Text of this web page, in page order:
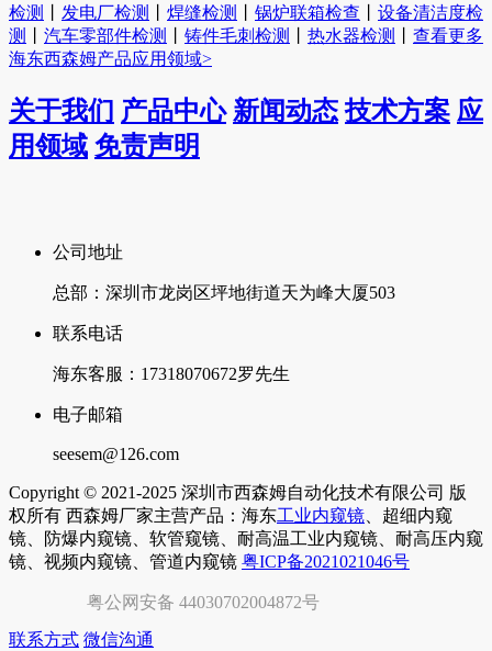
检测
发电厂检测 焊缝检测 锅炉联箱检查
设备清洁度检
测
汽车零部件检测 铸件毛刺检测 热水器检测
查看更多
海东西森姆产品应用领域>
关于我们 产品中心 新闻动态 技术方案 应
用领域 免责声明
公司地址
总部：深圳市龙岗区坪地街道天为峰大厦503
联系电话
海东客服：17318070672罗先生
电子邮箱
seesem@126.com
Copyright © 2021-2025 深圳市西森姆自动化技术有限公司 版
权所有 西森姆厂家主营产品：海东工业内窥镜、超细内窥
镜、防爆内窥镜、软管窥镜、耐高温工业内窥镜、耐高压内窥
镜、视频内窥镜、管道内窥镜 粤ICP备2021021046号
粤公网安备 44030702004872号
联系方式 微信沟通